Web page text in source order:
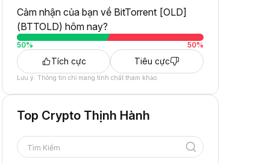
Cảm nhận của bạn về BitTorrent [OLD]
(BTTOLD) hôm nay?
50% 50%
Tích cực Tiêu cực
Lưu ý: Thông tin chỉ mang tính chất tham khảo.
Top Crypto Thịnh Hành
Tìm Kiếm